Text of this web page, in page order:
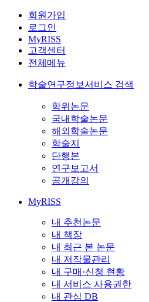
회원가입
로그인
MyRISS
고객센터
전체메뉴
학술연구정보서비스 검색
학위논문
국내학술논문
해외학술논문
학술지
단행본
연구보고서
공개강의
MyRISS
내 추천논문
내 책장
내 최근 본 논문
내 저작물관리
내 구매·신청 현황
내 서비스 사용권한
내 관심 DB